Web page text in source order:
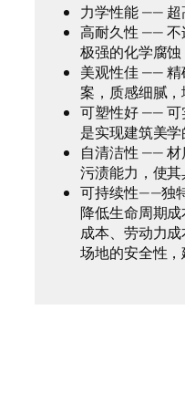
力学性能 —— 超
高耐久性 —— 不
极强的化学腐蚀
美观性佳 —— 精
案，质感细腻，
可塑性好 —— 可
是实现建筑美学
自清洁性 ——
污渍能力，使其
可持续性——独
降低生命周期
成本、劳动力
场地的安全性，